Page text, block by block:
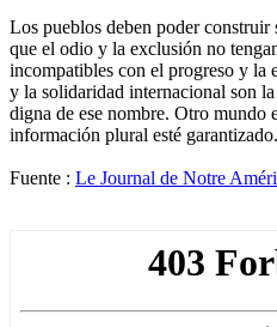
Los pueblos deben poder
que el odio y la exclusión no
incompatibles con el progreso y la
y la solidaridad internacional son
digna de ese nombre. Otro mundo
información plural esté garantizado.
Fuente : Le Journal de Notre